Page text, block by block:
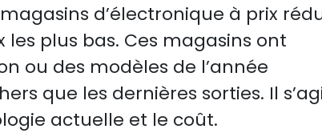
d’électronique à prix
plus bas. Ces magasins ont
ou des modèles de l’année
que les dernières sorties. Il
actuelle et le coût.